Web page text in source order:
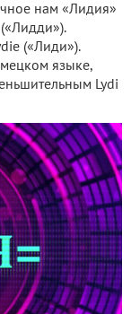
нам «Лидия»
(«Лидди»).
(«Лиди»).
языке,
Lydi